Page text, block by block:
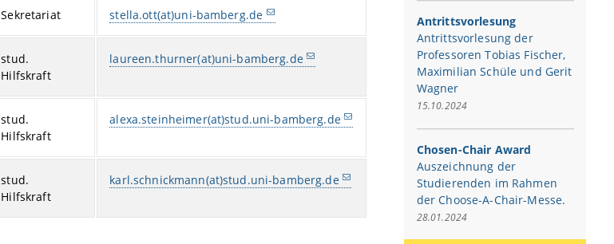
Sekretariat stella.ott(at)uni-bamberg.de
stud.
Hilfskraft
laureen.thurner(at)uni-bamberg.de
stud.
Hilfskraft
alexa.steinheimer(at)stud.uni-bamberg.de
stud.
Hilfskraft
karl.schnickmann(at)stud.uni-bamberg.de
Antrittsvorlesung
Antrittsvorlesung der
Professoren Tobias Fischer,
Maximilian Schüle und Gerit
Wagner
15.10.2024
Chosen-Chair Award
Auszeichnung der
Studierenden im Rahmen
der Choose-A-Chair-Messe.
28.01.2024